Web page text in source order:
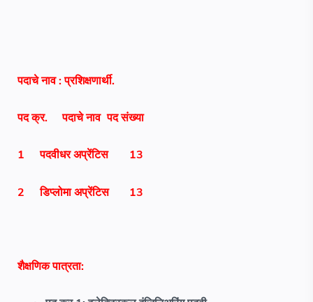
पदाचे नाव :प्रशिक्षणार्थी.
पद क्र. पदाचे नाव पद संख्या
1 पदवीधर अप्रेंटिस 13
2 डिप्लोमा अप्रेंटिस 13
शैक्षणिक पात्रता: